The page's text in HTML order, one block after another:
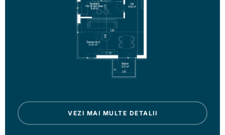
VEZI MAI MULTE DETALII